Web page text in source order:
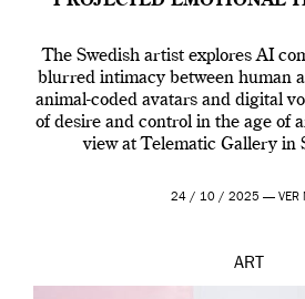
The Swedish artist explores AI
blurred intimacy between human
animal-coded avatars and digital
of desire and control in the age of
view at Telematic Gallery in
24 / 10 / 2025 — VER
ART